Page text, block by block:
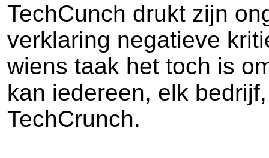
TechCunch drukt zijn
verklaring negatieve
wiens taak het toch is
kan iedereen, elk
TechCrunch.